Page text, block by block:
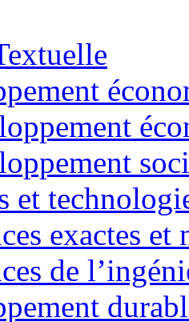
et
exactes et
de